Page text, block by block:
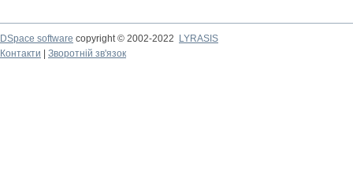
DSpace software copyright © 2002-2022
LYRASIS
Контакти
Зворотній зв'язок